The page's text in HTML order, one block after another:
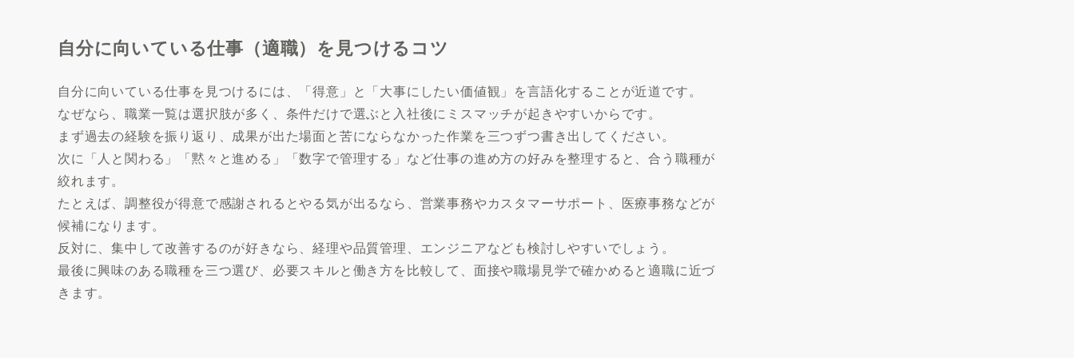
自分に向いている仕事（適職）を見つけるコツ
自分に向いている仕事を見つけるには、「得意」と「大事にしたい価値観」を言語化することが近道です。
なぜなら、職業一覧は選択肢が多く、条件だけで選ぶと入社後にミスマッチが起きやすいからです。
まず過去の経験を振り返り、成果が出た場面と苦にならなかった作業を三つずつ書き出してください。
次に「人と関わる」「黙々と進める」「数字で管理する」など仕事の進め方の好みを整理すると、合う職種が
絞れます。
たとえば、調整役が得意で感謝されるとやる気が出るなら、営業事務やカスタマーサポート、医療事務などが
候補になります。
反対に、集中して改善するのが好きなら、経理や品質管理、エンジニアなども検討しやすいでしょう。
最後に興味のある職種を三つ選び、必要スキルと働き方を比較して、面接や職場見学で確かめると適職に近づ
きます。